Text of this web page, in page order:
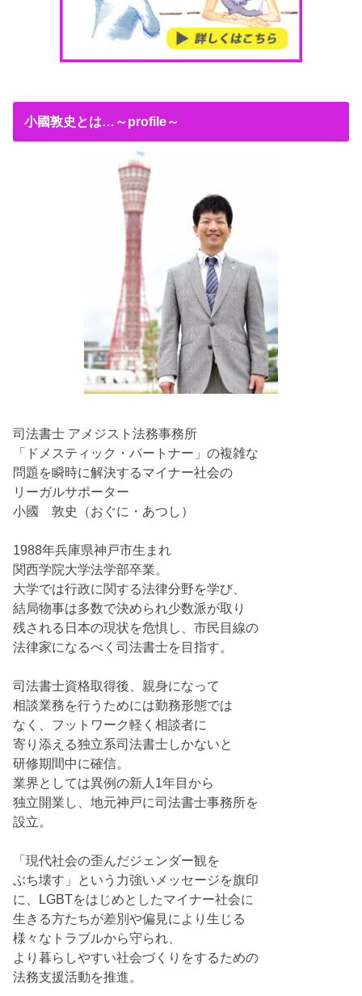
小國敦史とは…～profile～
司法書士 アメジスト法務事務所
「ドメスティック・パートナー」の複雑な
問題を瞬時に解決するマイナー社会の
リーガルサポーター
小國 敦史（おぐに・あつし）
1988年兵庫県神戸市生まれ
関西学院大学法学部卒業。
大学では行政に関する法律分野を学び、
結局物事は多数で決められ少数派が取り
残される日本の現状を危惧し、市民目線の
法律家になるべく司法書士を目指す。
司法書士資格取得後、親身になって
相談業務を行うためには勤務形態では
なく、フットワーク軽く相談者に
寄り添える独立系司法書士しかないと
研修期間中に確信。
業界としては異例の新人1年目から
独立開業し、地元神戸に司法書士事務所を
設立。
「現代社会の歪んだジェンダー観を
ぶち壊す」という力強いメッセージを旗印
に、LGBTをはじめとしたマイナー社会に
生きる方たちが差別や偏見により生じる
様々なトラブルから守られ、
より暮らしやすい社会づくりをするための
法務支援活動を推進。